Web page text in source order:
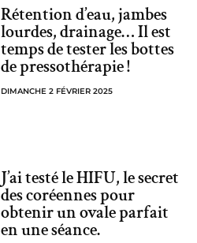
Rétention d’eau, jambes
lourdes, drainage… Il est
temps de tester les bottes
de pressothérapie !
DIMANCHE 2 FÉVRIER 2025
J’ai testé le HIFU, le secret
des coréennes pour
obtenir un ovale parfait
en une séance.